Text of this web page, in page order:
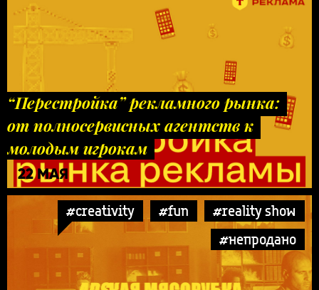
“Перестройка” рекламного рынка:
от полносервисных агентств к
молодым игрокам
22 МАЯ
#creativity #fun
#reality show
#непродано